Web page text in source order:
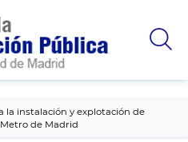
la instalación y explotación de
de Madrid